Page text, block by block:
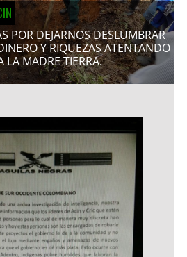
POR DEJARNOS DESLUMBRAR
Y RIQUEZAS ATENTANDO
LA MADRE TIERRA.